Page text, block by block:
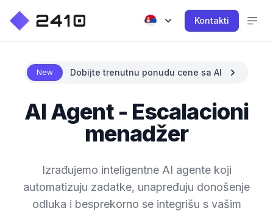
Kontakti
New Dobijte trenutnu ponudu cene sa AI
AI Agent - Escalacioni
menadžer
Izrađujemo inteligentne AI agente koji
automatizuju zadatke, unapređuju donošenje
odluka i besprekorno se integrišu s vašim